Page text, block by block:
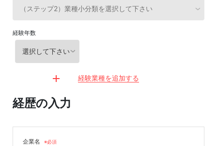
経験年数
経験業種を追加する
経歴の入力
企業名